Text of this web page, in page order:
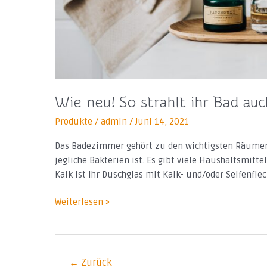
Wie neu! So strahlt ihr Bad
Produkte / admin /Juni 14, 2021
Das Badezimmer gehört zu den wichtigsten
jegliche Bakterien ist. Es gibt viele
Kalk Ist Ihr Duschglas mit Kalk- und/oder
Weiterlesen »
← Zurück